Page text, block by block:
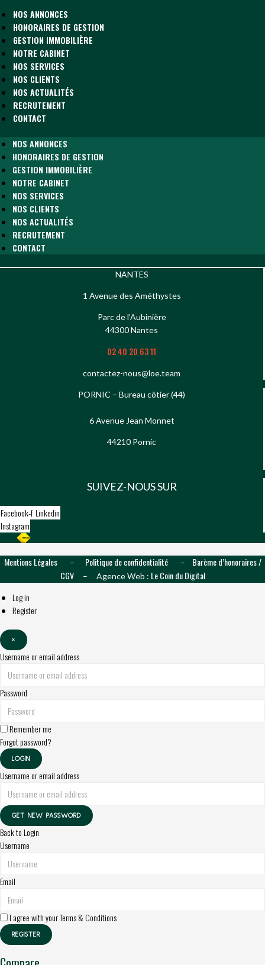
NOS ANNONCES
HONORAIRES DE GESTION
GESTION IMMOBILIÈRE
NOTRE CABINET
NOS SERVICES
NOS CLIENTS
NOS ACTUALITÉS
RECRUTEMENT
CONTACT
NOS ANNONCES
HONORAIRES DE GESTION
GESTION IMMOBILIÈRE
NOTRE CABINET
NOS SERVICES
NOS CLIENTS
NOS ACTUALITÉS
RECRUTEMENT
CONTACT
NANTES
1 Avenue des Améthystes
Parc de l’Aubinière
44300 Nantes
02 40 20 63 11
contactez-nous@loe.team
PORNIC – Bureau côtier (44)
6 Avenue Jean Monnet
44210 Pornic
SUIVEZ-NOUS SUR
Facebook-f Linkedin
Instagram
Mentions Légales– Politique de confidentialité– Barème d’honoraires /
CGV– Agence Web : Le Coin du Digital
Log in
Register
×
Username or email address
Password
Remember me
Forgot password?
LOGIN
Username or email address
GET NEW PASSWORD
Back to Login
Username
Email
I agree with yourTerms & Conditions
REGISTER